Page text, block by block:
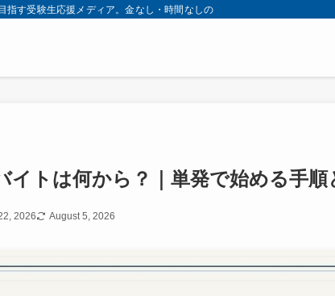
す受験生応援メディア。金なし・時間なしの「カツカツ」状態から
イトは何から？｜単発で始める手
2026 August 5, 2026